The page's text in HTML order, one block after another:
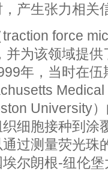
产生张力相关
force
为该领域提
年，当时在
University
细胞接种到涂
过测量荧光珠
尔朗根-纽伦